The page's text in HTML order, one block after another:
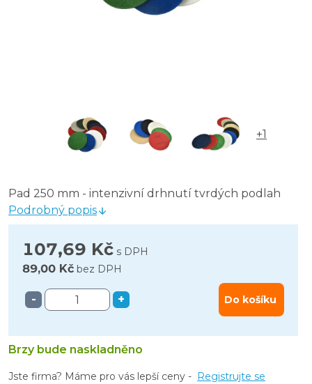
+1
Pad 250 mm - intenzivní drhnutí tvrdých podlah
Podrobný popis
107,69 Kč s DPH
89,00 Kč bez DPH
- + Do košíku
Brzy bude naskladněno
Jste firma? Máme pro vás lepší ceny - Registrujte se